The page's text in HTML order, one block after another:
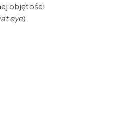
objętości
eye)